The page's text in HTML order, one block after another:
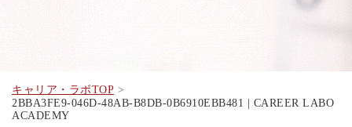
キャリア・ラボTOP
2BBA3FE9-046D-48AB-B8DB-0B6910EBB481 | CAREER LABO
ACADEMY